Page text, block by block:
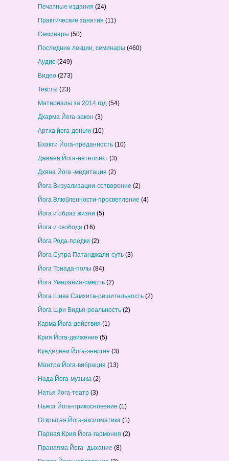
Печатные издания (24)
Практические занятия (11)
Семинары (50)
Последние лекции, семинары (460)
Аудио (249)
Видео (273)
Тексты (23)
Материалы за 2014 год (54)
Дхарма Йога-закон (3)
Артха йога-деньги (10)
Бхакти Йога-преданность (10)
Джнана Йога-интеллект (3)
Дхяна Йога -медитация (2)
Йога Визуализации-сотворение (2)
Йога Влюбленности-просветление (4)
Йога и образ жизни (5)
Йога и свобода (16)
Йога Рода-предки (2)
Йога Сутра Патанджали-суть (3)
Йога Триада-полы (84)
Йога Умирания-смерть (2)
Йога Шива Самхита-решительность (2)
Йога Шри Видья-реальность (2)
Карма Йога-действия (1)
Крия Йога-движение (5)
Кундалини Йога-энергия (3)
Мантра Йога-вибрация (13)
Нада Йога-музыка (2)
Натья йога-театр (3)
Ньяса Йога-прикосновение (1)
Открытая Йога-аксиоматика (1)
Парная Крия Йога-гармония (2)
Пранаяма Йога- дыхание (8)